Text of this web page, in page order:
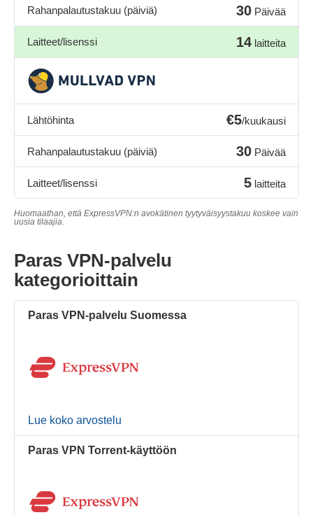
Rahanpalautustakuu (päiviä) 30 Päivää
Laitteet/lisenssi 14 laitteita
Lähtöhinta €5/kuukausi
Rahanpalautustakuu (päiviä) 30 Päivää
Laitteet/lisenssi 5 laitteita
Huomaathan, että ExpressVPN:n avokätinen tyytyväisyystakuu koskee vain
uusia tilaajia.
Paras VPN-palvelu
kategorioittain
Paras VPN-palvelu Suomessa
Lue koko arvostelu
Paras VPN Torrent-käyttöön